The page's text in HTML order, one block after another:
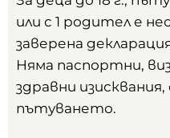
или с 1 родител е
заверена
Няма паспортни,
здравни изисквания,
пътуването.